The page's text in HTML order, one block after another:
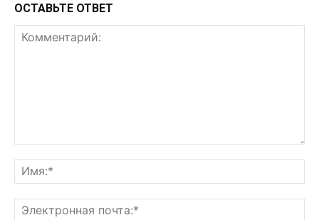
ОСТАВЬТЕ ОТВЕТ